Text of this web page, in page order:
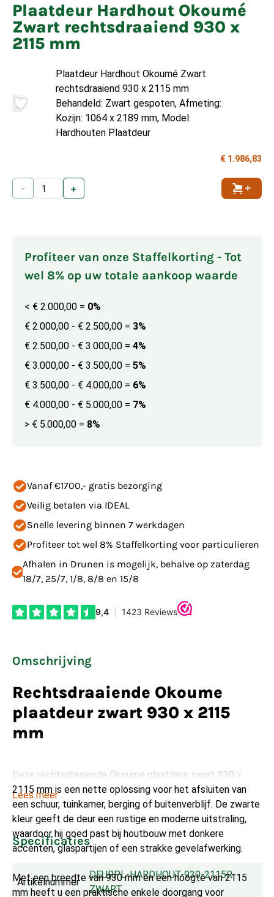
Plaatdeur Hardhout Okoumé
Zwart rechtsdraaiend 930 x
2115 mm
Plaatdeur Hardhout Okoumé Zwart
rechtsdraaiend 930 x 2115 mm
Behandeld: Zwart gespoten, Afmeting:
Kozijn: 1064 x 2189 mm, Model:
Hardhouten Plaatdeur
€ 1.986,83
- +
Profiteer van onze Staffelkorting - Tot
wel 8% op uw totale aankoop waarde
< € 2.000,00 = 0%
€ 2.000,00 - € 2.500,00 = 3%
€ 2.500,00 - € 3.000,00 = 4%
€ 3.000,00 - € 3.500,00 = 5%
€ 3.500,00 - € 4.000,00 = 6%
€ 4.000,00 - € 5.000,00 = 7%
> € 5.000,00 = 8%
Vanaf €1700,- gratis bezorging
Veilig betalen via IDEAL
Snelle levering binnen 7 werkdagen
Profiteer tot wel 8% Staffelkorting voor particulieren
Afhalen in Drunen is mogelijk, behalve op zaterdag
18/7, 25/7, 1/8, 8/8 en 15/8
Omschrijving
Rechtsdraaiende Okoume
plaatdeur zwart 930 x 2115
mm
Deze rechtsdraaiende Okoume plaatdeur zwart 930 x
2115 mm is een nette oplossing voor het afsluiten van
een schuur, tuinkamer, berging of buitenverblijf. De zwarte
kleur geeft de deur een rustige en moderne uitstraling,
waardoor hij goed past bij houtbouw met donkere
accenten, glaspartijen of een strakke gevelafwerking.
Met een breedte van 930 mm en een hoogte van 2115
mm heeft u een praktische enkele doorgang voor
Lees meer
Specificaties
Artikelnummer
DEURPL-HARDHOUT-930-2115R-
ZWART